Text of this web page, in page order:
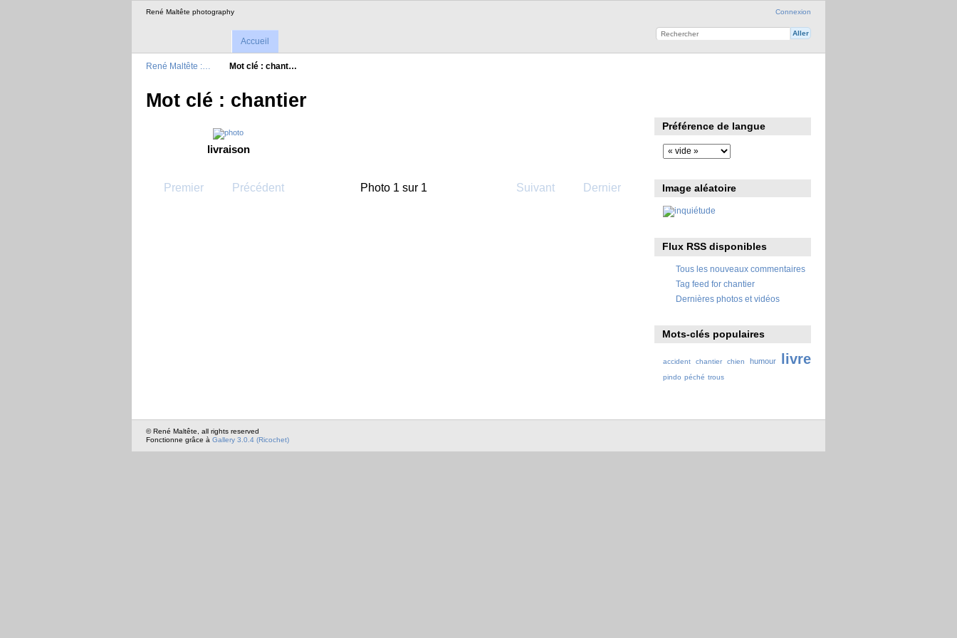
René Maltête photography Connexion
Accueil
René Maltête :… Mot clé : chant…
Mot clé : chantier
livraison
Premier Précédent Photo 1 sur 1 Suivant Dernier
Préférence de langue
Image aléatoire
Flux RSS disponibles
Tous les nouveaux commentaires
Tag feed for chantier
Dernières photos et vidéos
Mots-clés populaires
accident chantier chien humour livre
pindo péché trous
© René Maltête, all rights reserved
Fonctionne grâce à Gallery 3.0.4 (Ricochet)